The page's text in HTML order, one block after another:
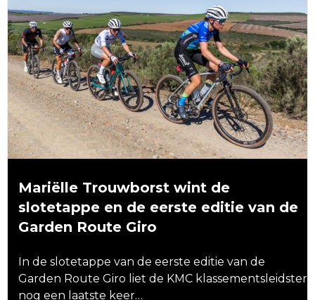
Mariëlle Trouwborst wint de
slotetappe en de eerste editie van de
Garden Route Giro
In de slotetappe van de eerste editie van de
Garden Route Giro liet de KMC klassementsleidster
nog een laatste keer…